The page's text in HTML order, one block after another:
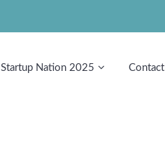
Startup Nation 2025 Contact